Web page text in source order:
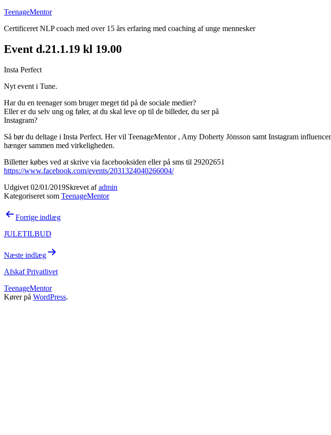
Fortsæt
indhold
TeenageMentor
Certificeret NLP coach med over 15 års erfaring med coaching af unge mennesker
Event d.21.1.19 kl 19.00
Insta Perfect
Nyt event i Tune.
Har du en teenager som bruger meget tid på de sociale medier?
Eller er du selv ung og føler, at du skal leve op til de billeder, du ser på
Instagram?
Så bør du deltage i Insta Perfect. Her vil TeenageMentor , Amy Doherty Jönsson samt Instagram
hænger sammen med virkeligheden.
Billetter købes ved at skrive via facebooksiden eller på sms til 29202651
https://www.facebook.com/events/2031324040266004/
Udgivet 02/01/2019Skrevet afadmin
Kategoriseret som TeenageMentor
Indlægsnavigation
Forrige indlæg
JULETILBUD
Næste indlæg
Afskaf Privatlivet
TeenageMentor
Kører på WordPress.